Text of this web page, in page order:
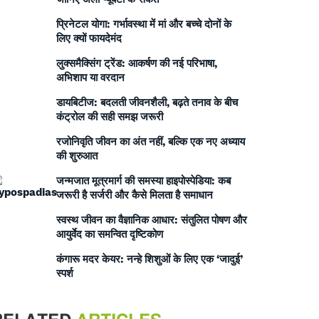
प्रिनेटल योगा: गर्भावस्था में मां और बच्चे दोनों के
लिए क्यों फायदेमंद
लुक्समैक्सिंग ट्रेंड: आकर्षण की नई परिभाषा,
अभिशाप या वरदान
डायबिटीज: बदलती जीवनशैली, बढ़ते तनाव के बीच
कंट्रोल की सही समझ जरूरी
रजोनिवृति जीवन का अंत नहीं, बल्कि एक नए अध्याय
की शुरुआत
जन्मजात मूत्रमार्ग की समस्या हाइपोस्पेडिया: कब
जरूरी है सर्जरी और कैसे मिलता है समाधान
स्वस्थ जीवन का वैज्ञानिक आधार: संतुलित पोषण और
आयुर्वेद का समन्वित दृष्टिकोण
कंगारू मदर केयर: नन्हे शिशुओं के लिए एक ‘जादुई’
स्पर्श